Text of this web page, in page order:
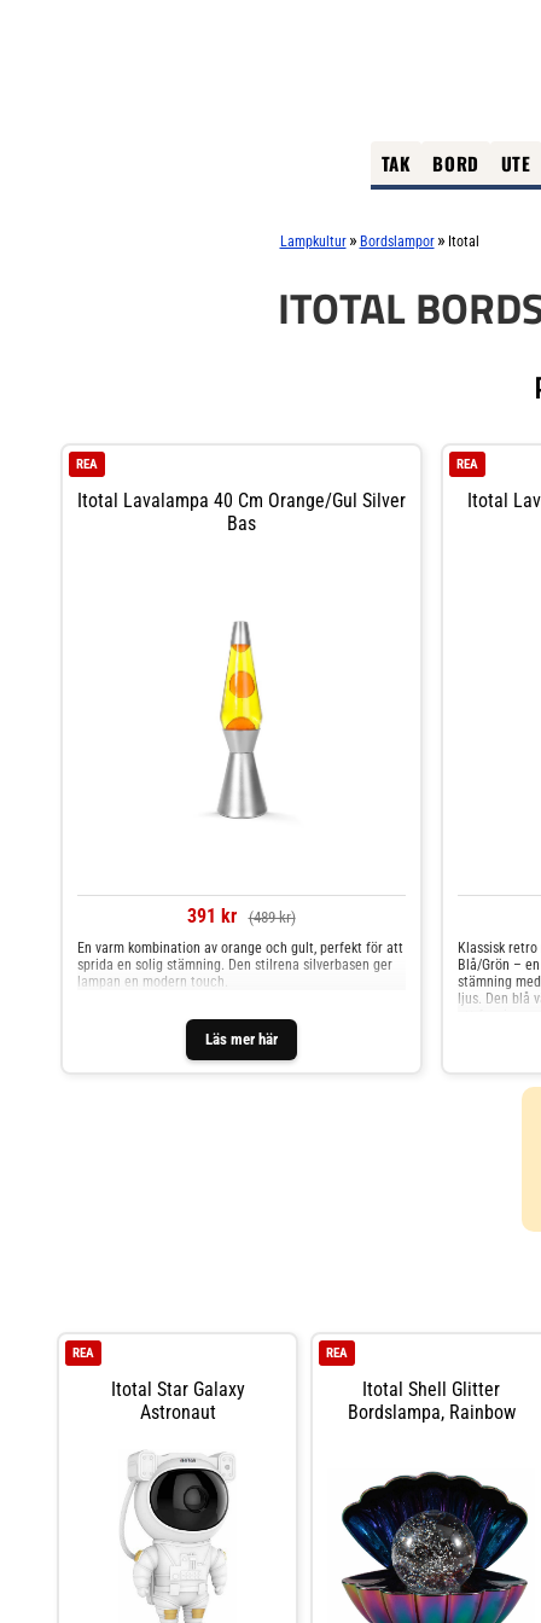
TAK BORD UTE
Lampkultur » Bordslampor » Itotal
ITOTAL
Itotal Lavalampa 40 Cm Orange/gul Silver
Bas
REA
391 kr (489 kr)
Läs mer här
En varm kombination av orange och gult, perfekt för att
sprida en solig stämning. Den stilrena silverbasen ger
lampan en modern touch.
Itotal
REA
Klassisk
Blå/Grön –
stämning
ljus. Den blå
ett
elegant
vardagsrum
värms upp
unika former
Itotal Star Galaxy
Astronaut
REA
Itotal Shell Glitter
Bordslampa, Rainbow
REA